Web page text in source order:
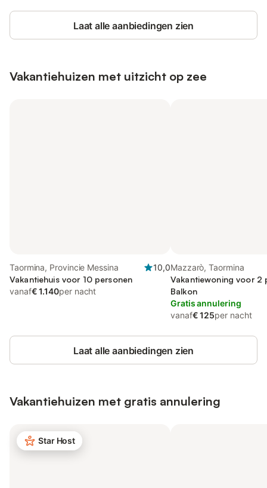
Laat alle aanbiedingen zien
Vakantiehuizen met uitzicht op zee
Taormina, Provincie Messina
10,0
Vakantiehuis voor 10 personen
vanaf€ 1.140per nacht
Mazzarò, Taormina
Vakantiewoning voor 2
Balkon
Gratis annulering
vanaf€ 125per nacht
Laat alle aanbiedingen zien
Vakantiehuizen met gratis annulering
Star Host